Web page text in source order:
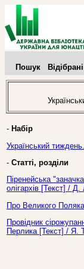
Пошук Відібрані
- Набір
Український тиждень.
- Статті, розділи
Піренейська
олігархів [Текст] /
Про Великого
Провідник
Перлика [Текст] /